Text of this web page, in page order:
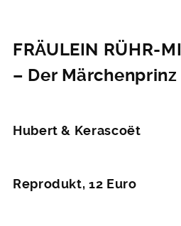
FRÄULEIN RÜHR-
– Der Märchenprinz
Hubert & Kerascoët
Reprodukt, 12 Euro